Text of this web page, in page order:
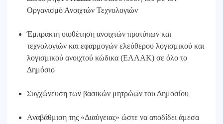
Οργανισμό Ανοιχτών Τεχνολογιών
Έμπρακτη υιοθέτηση ανοιχτών προτύπων και
τεχνολογιών και εφαρμογών ελεύθερου λογισμικού και
λογισμικού ανοιχτού κώδικα (ΕΛΛΑΚ) σε όλο το
Δημόσιο
Συγχώνευση των βασικών μητρώων του Δημοσίου
Αναβάθμιση της «Διαύγειας» ώστε να αποδίδει άμεσα